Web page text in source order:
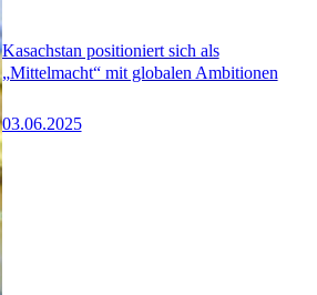
Kasachstan positioniert sich als
„Mittelmacht“ mit globalen Ambitionen
03.06.2025